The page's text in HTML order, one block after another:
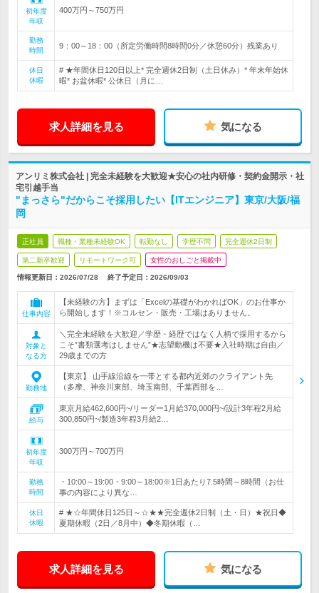
初年度
年収
400万円～750万円
勤務
時間
9：00～18：00（所定労働時間8時間0分／休憩60分）残業あり
休日
休暇
# ★年間休日120日以上* 完全週休2日制（土日休み）* 年末年始休
暇* お盆休暇* 公休日（月に…
求人詳細を見る 気になる
アンリミ株式会社 | 完全未経験を大歓迎★安心の社内研修・契約金開示・社
宅引越手当
"まっさら"だからこそ採用したい【ITエンジニア】東京/大阪/福
岡
正社員 職種・業種未経験OK 転勤なし 学歴不問 完全週休2日制
第二新卒歓迎 リモートワーク可 女性のおしごと掲載中
情報更新日：2026/07/28 終了予定日： 2026/09/03
仕事内容
【未経験の方】まずは「Excelの基礎がわかればOK」のお仕事か
ら開始します！※コルセン・販売・工場はありません。
対象と
なる方
＼完全未経験を大歓迎／学歴・経歴ではなく人柄で採用するから
こそ”書類選考はしません”★志望動機は不要★入社時期は自由／
29歳までの方
勤務地
【東京】 山手線沿線を一帯とする都内近郊のクライアント先
（多摩、神奈川東部、埼玉南部、千葉西部を…
給与
東京月給462,600円~/リーダー1月給370,000円~/設計3年程2月給
300,850円~/製造3年程3月給2…
初年度
年収
300万円～700万円
勤務
時間
・10:00～19:00・9:00～18:00※1日あたり7.5時間～8時間（お仕
事の内容により異な…
休日
休暇
# ★☆年間休日125日～☆★★完全週休2日制（土・日）★祝日◆
夏期休暇（2日／8月中）◆冬期休暇（…
求人詳細を見る 気になる